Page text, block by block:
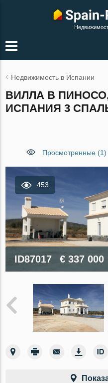
Недвижимость в Испании
ВИЛЛА В
ИСПАНИЯ 3
Просмотренные (1)
453
ID87017 € 337 000